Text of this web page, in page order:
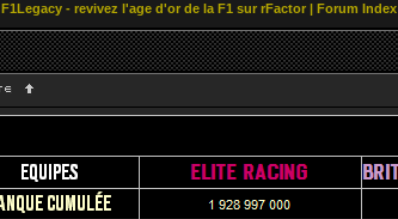
F1Legacy - revivez l'age d'or de la F1 sur rFactor | Forum Index